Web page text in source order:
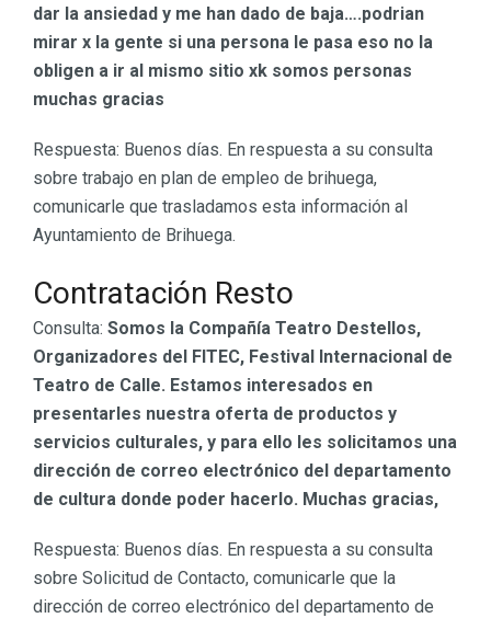
dar la ansiedad y me han dado de baja….podrian
mirar x la gente si una persona le pasa eso no la
obligen a ir al mismo sitio xk somos personas
muchas gracias
Respuesta: Buenos días. En respuesta a su consulta
sobre trabajo en plan de empleo de brihuega,
comunicarle que trasladamos esta información al
Ayuntamiento de Brihuega.
Contratación Resto
Consulta: Somos la Compañía Teatro Destellos,
Organizadores del FITEC, Festival Internacional de
Teatro de Calle. Estamos interesados en
presentarles nuestra oferta de productos y
servicios culturales, y para ello les solicitamos una
dirección de correo electrónico del departamento
de cultura donde poder hacerlo. Muchas gracias,
Respuesta: Buenos días. En respuesta a su consulta
sobre Solicitud de Contacto, comunicarle que la
dirección de correo electrónico del departamento de